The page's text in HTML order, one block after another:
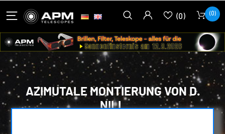
(0) (0)
AZIMUTALE MONTIERUNG VON D.
NILL